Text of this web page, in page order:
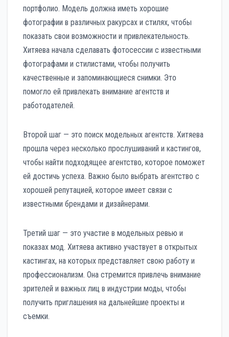
портфолио. Модель должна иметь хорошие
фотографии в различных ракурсах и стилях, чтобы
показать свои возможности и привлекательность.
Хитяева начала сделавать фотосессии с известными
фотографами и стилистами, чтобы получить
качественные и запоминающиеся снимки. Это
помогло ей привлекать внимание агентств и
работодателей.
Второй шаг — это поиск модельных агентств. Хитяева
прошла через несколько прослушиваний и кастингов,
чтобы найти подходящее агентство, которое поможет
ей достичь успеха. Важно было выбрать агентство с
хорошей репутацией, которое имеет связи с
известными брендами и дизайнерами.
Третий шаг — это участие в модельных ревью и
показах мод. Хитяева активно участвует в открытых
кастингах, на которых представляет свою работу и
профессионализм. Она стремится привлечь внимание
зрителей и важных лиц в индустрии моды, чтобы
получить приглашения на дальнейшие проекты и
съемки.